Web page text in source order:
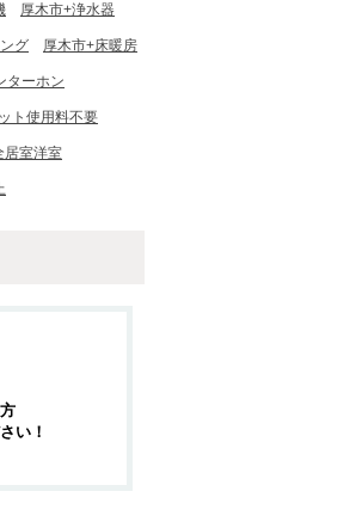
厚木市+浄水器
グ 厚木市+床暖房
ターホン
ト使用料不要
居室洋室
い！